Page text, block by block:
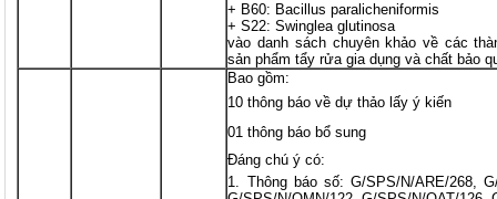
+ B60: Bacillus paralicheniformis
+ S22: Swinglea glutinosa
vào danh sách chuyên khảo về các
sản phẩm tẩy rửa gia dụng và chất bảo
Bao gồm:
10 thông báo về dự thảo lấy ý kiến
01 thông báo bổ sung
Đáng chú ý có:
Thông báo số: G/SPS/N/ARE/268,